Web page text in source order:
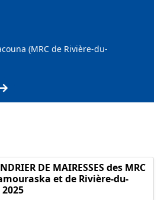
(MRC de Rivière-du-
DE MAIRESSES des MRC
et de Rivière-du-